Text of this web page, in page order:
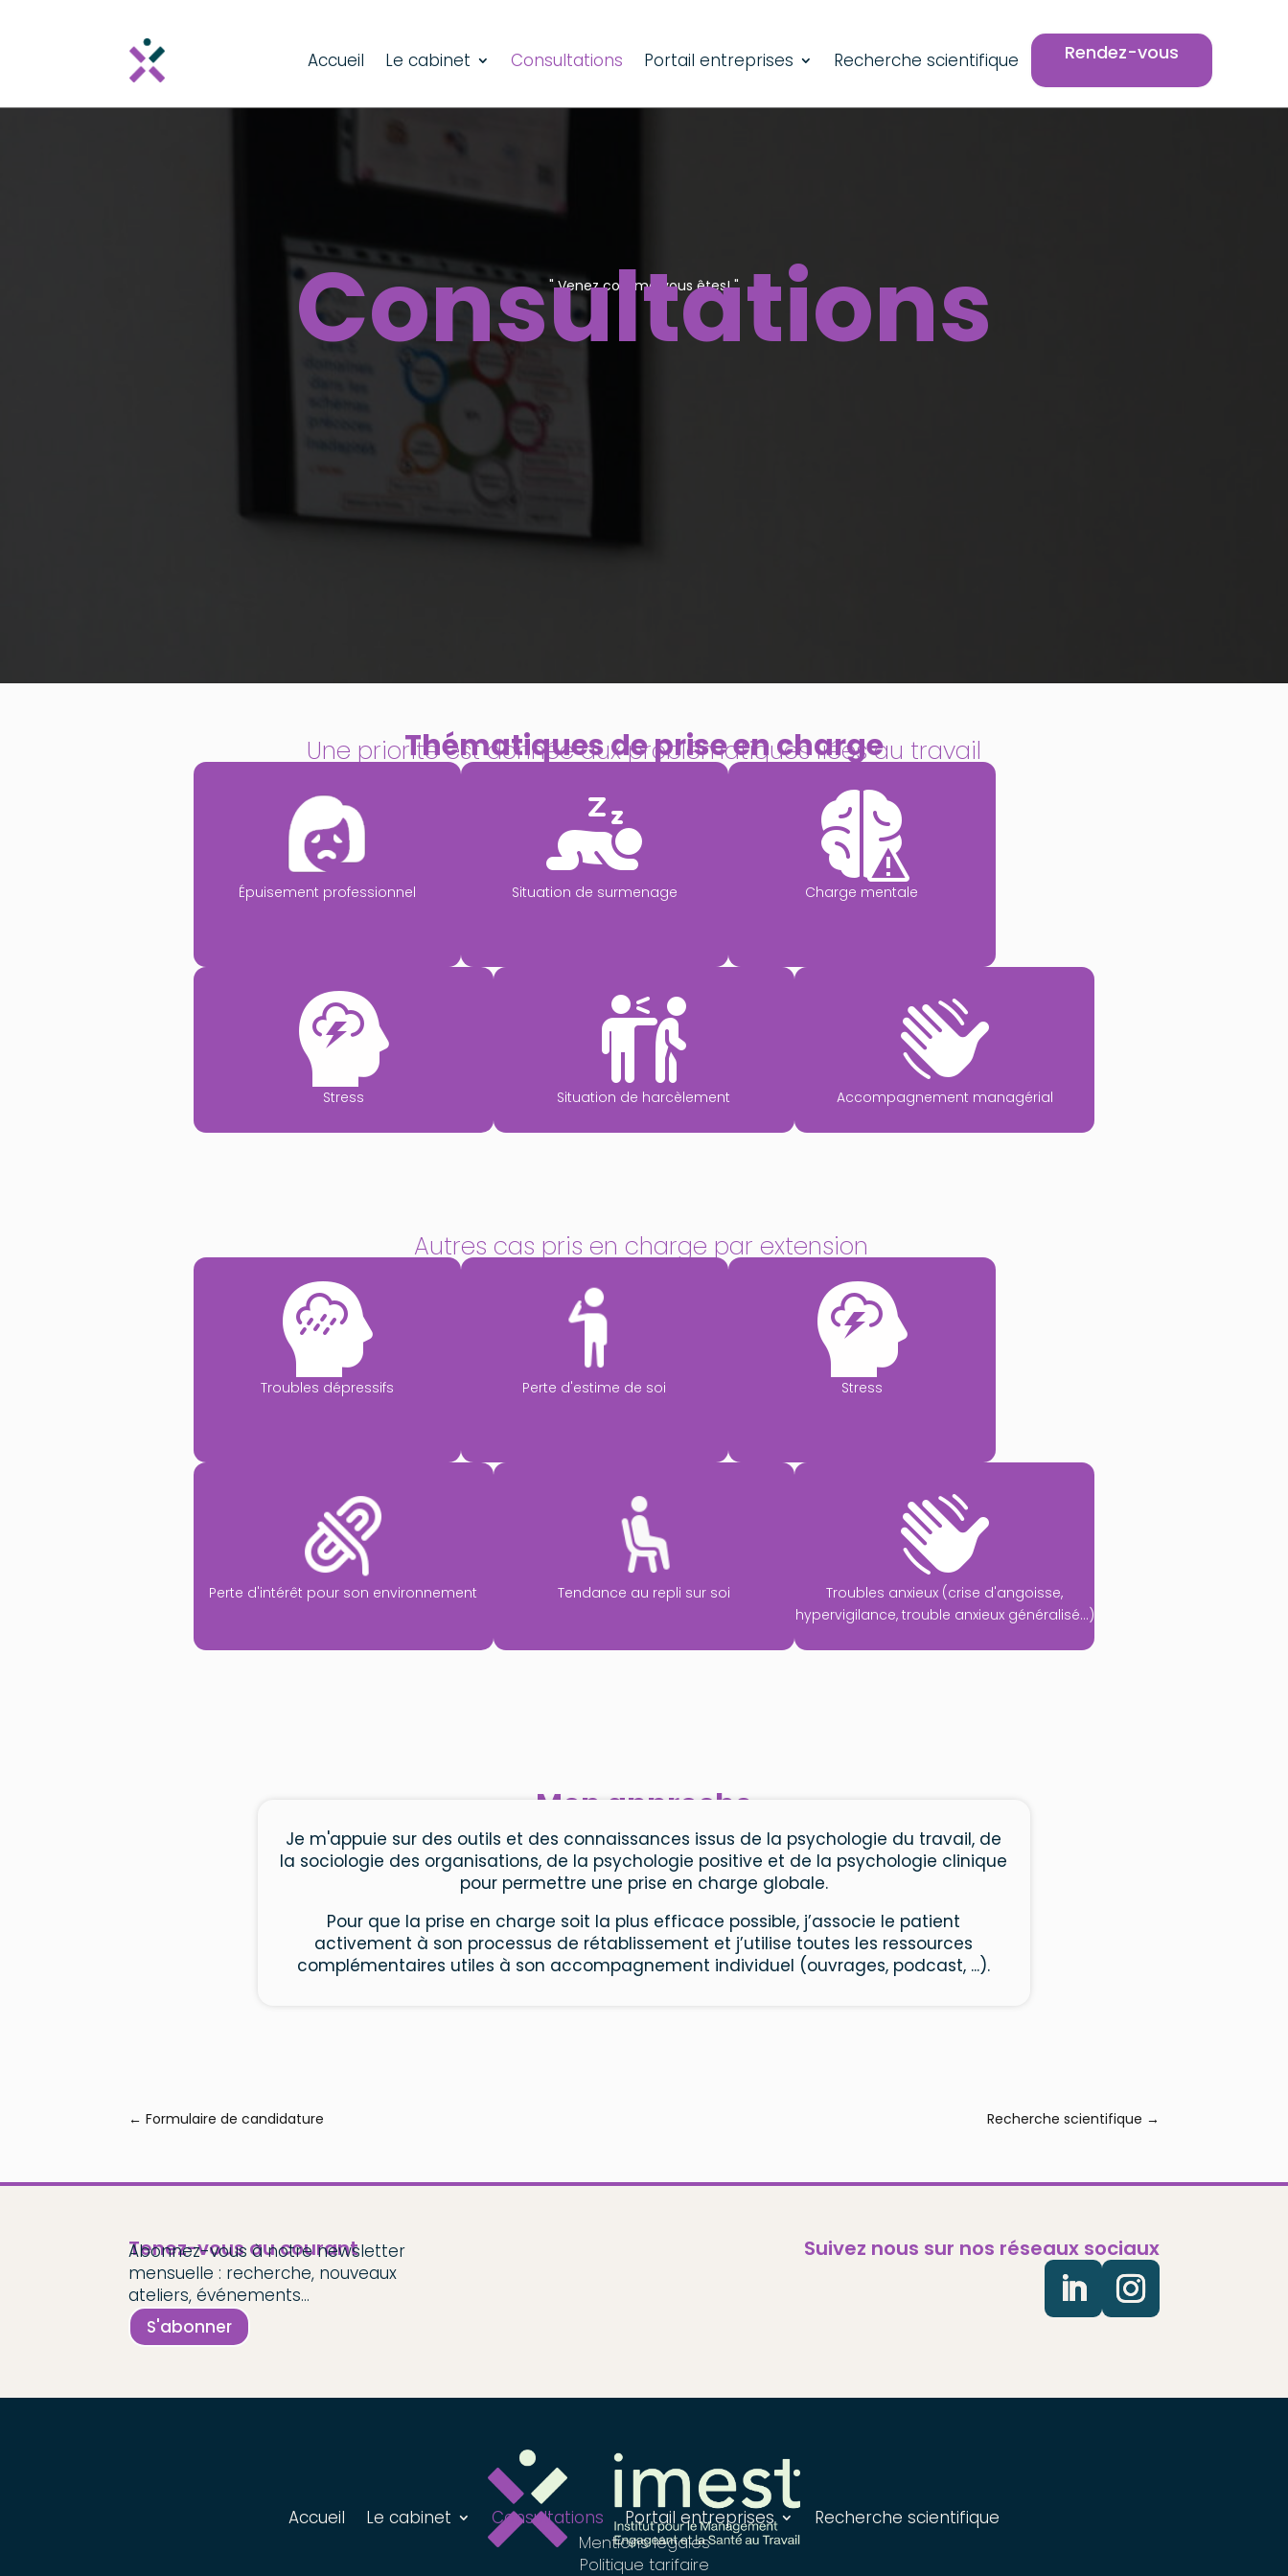
Accueil Le cabinet Consultations Portail entreprises Recherche scientifique Rendez-vous
" Venez comme vous êtes! "
Consultations
Thématiques de prise en charge
Une priorité est donnée aux problématiques liées au travail
Épuisement professionnel Situation de surmenage Charge mentale
Stress Situation de harcèlement Accompagnement managérial
Autres cas pris en charge par extension
Troubles dépressifs Perte d'estime de soi Stress
Perte d'intérêt pour son environnement Tendance au repli sur soi
Troubles anxieux (crise d'angoisse,
hypervigilance, trouble anxieux généralisé...)
Mon approche
Je m'appuie sur des outils et des connaissances issus de la psychologie du travail, de
la sociologie des organisations, de la psychologie positive et de la psychologie clinique
pour permettre une prise en charge globale.
Pour que la prise en charge soit la plus efficace possible, j’associe le patient
activement à son processus de rétablissement et j’utilise toutes les ressources
complémentaires utiles à son accompagnement individuel (ouvrages, podcast, ...).
←Formulaire de candidature Recherche scientifique →
Tenez-vous au courant
Abonnez-vous à notre newsletter
mensuelle : recherche, nouveaux
ateliers, événements...
S'abonner
Suivez nous sur nos réseaux sociaux
Accueil Le cabinet Consultations Portail entreprises
Recherche scientifique
Mentions légales
Politique tarifaire